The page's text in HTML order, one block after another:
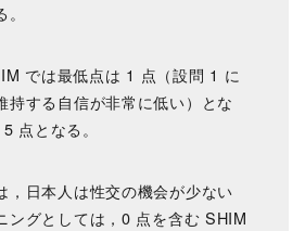
では最低点は 1 点（設問 1 に
持する自信が非常に低い）とな
点となる。
，日本人は性交の機会が少ない
ングとしては，0 点を含む SHIM